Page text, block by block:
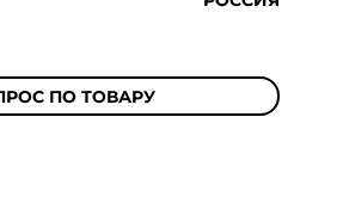
ПО ТОВАРУ